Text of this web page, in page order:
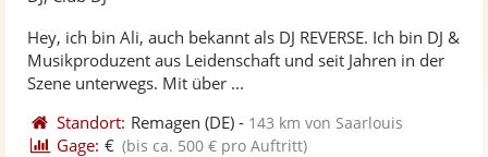
Fotos
Hey, ich bin Ali, auch bekannt als DJ REVERSE. Ich bin DJ &
Musikproduzent aus Leidenschaft und seit Jahren in der
Szene unterwegs. Mit über ...
Standort: Remagen (DE) - 143 km von Saarlouis
Gage: € (bis ca. 500 € pro Auftritt)